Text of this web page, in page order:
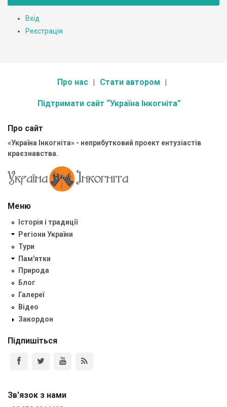
Вхід
Реєстрація
Про нас Стати автором
Підтримати сайт “Україна Інкогніта”
Про сайт
«Україна Інкогніта» - неприбутковий проект ентузіастів
краєзнавства.
Меню
Історія і традиції
Регіони України
Тури
Пам'ятки
Природа
Блог
Галереї
Відео
Закордон
Підпишіться
Зв'язок з нами